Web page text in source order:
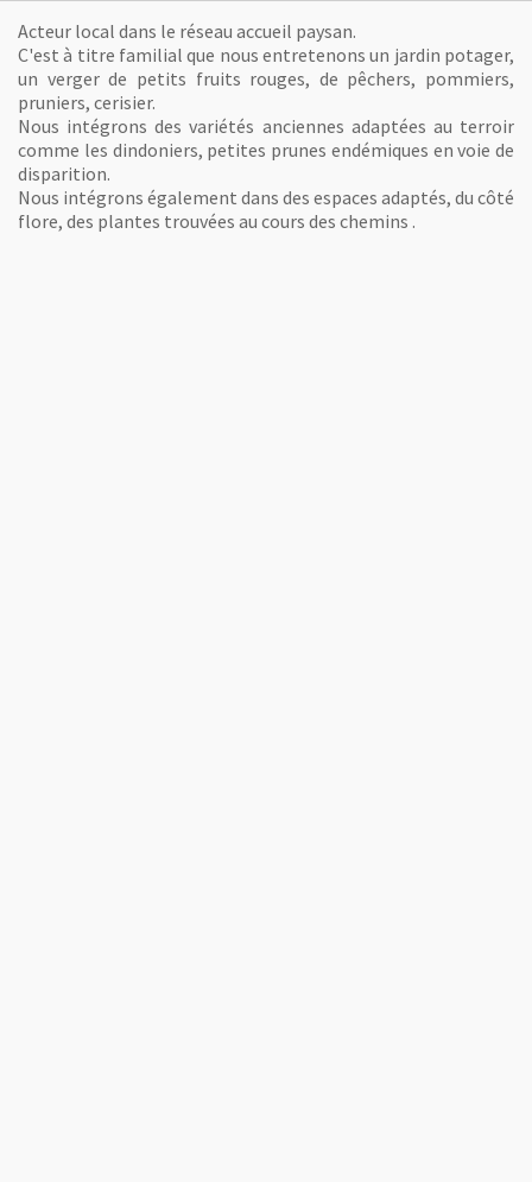
Acteur local dans le réseau accueil paysan.
C'est à titre familial que nous entretenons un jardin potager,
un verger de petits fruits rouges, de pêchers, pommiers,
pruniers, cerisier.
Nous intégrons des variétés anciennes adaptées au terroir
comme les dindoniers, petites prunes endémiques en voie de
disparition.
Nous intégrons également dans des espaces adaptés, du côté
flore, des plantes trouvées au cours des chemins .